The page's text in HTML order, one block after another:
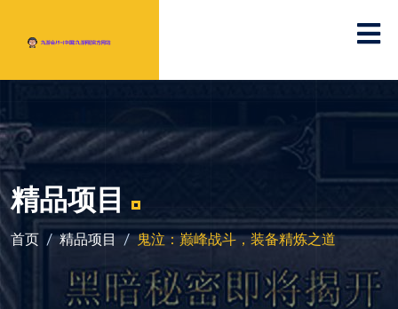
精品项目
首页 精品项目 鬼泣：巅峰战斗，装备精炼之道